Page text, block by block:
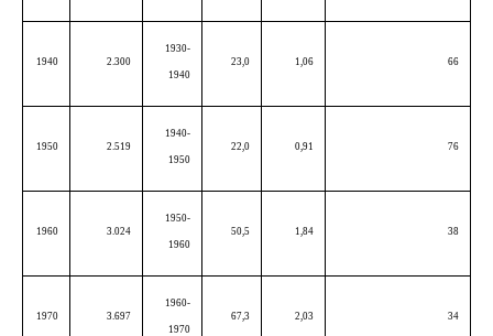
1940 2.300
1930-
1940
23,0 1,06 66
1950 2.519
1940-
1950
22,0 0,91 76
1960 3.024
1950-
1960
50,5 1,84 38
1970 3.697
1960-
1970
67,3 2,03 34